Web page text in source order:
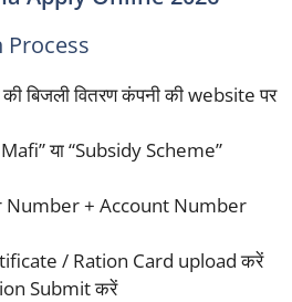
Process
बिजली वितरण कंपनी की website पर
या “Subsidy Scheme”
Number + Account Number
/ Ration Card upload करें
Submit करें